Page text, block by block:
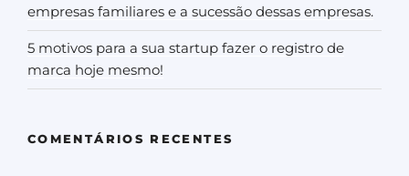
empresas familiares e a sucessão dessas empresas.
5 motivos para a sua startup fazer o registro de
marca hoje mesmo!
COMENTÁRIOS RECENTES